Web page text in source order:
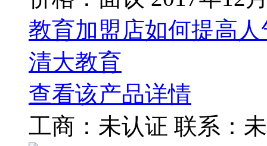
教育加盟店如何提高人
清大教育
查看该产品详情
工商： 未认证 联系：